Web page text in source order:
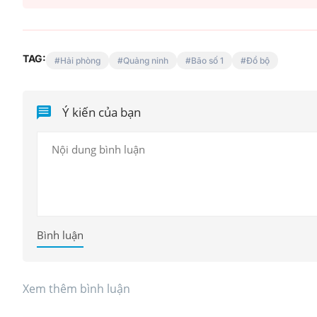
TAG: Hải phòng Quảng ninh Bão số 1 Đổ bộ
Ý kiến của bạn
Bình luận
Xem thêm bình luận
đêm
Diễn đàn tháng 8: Ca sĩ
bên cha sau biến cố của